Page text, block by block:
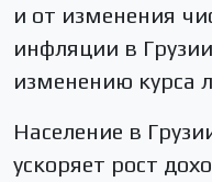
и от изменения
инфляции в
изменению курса
Население в
ускоряет рост